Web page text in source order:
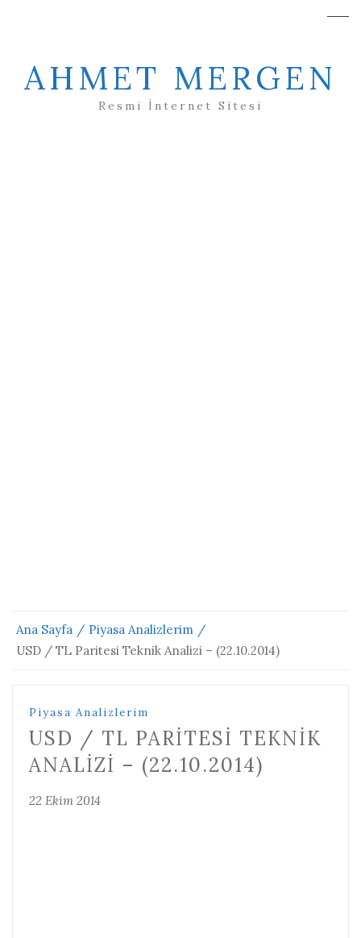
AHMET MERGEN
Resmi İnternet Sitesi
Ana Sayfa
Piyasa Analizlerim
USD / TL Paritesi Teknik Analizi – (22.10.2014)
Piyasa Analizlerim
USD / TL PARITESI TEKNIK
ANALIZI – (22.10.2014)
22 Ekim 2014